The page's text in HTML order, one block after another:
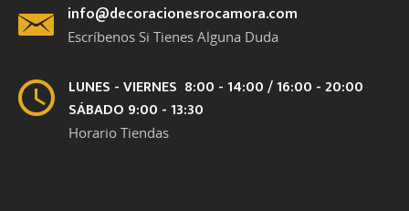
info@decoracionesrocamora.com
Escríbenos Si Tienes Alguna Duda
LUNES - VIERNES 8:00 - 14:00 / 16:00 - 20:00
SÁBADO 9:00 - 13:30
Horario Tiendas